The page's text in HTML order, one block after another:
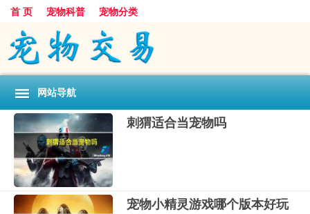
首 页 宠物科普 宠物分类
网站导航
刺猬适合当宠物吗
宠物小精灵游戏哪个版本好玩